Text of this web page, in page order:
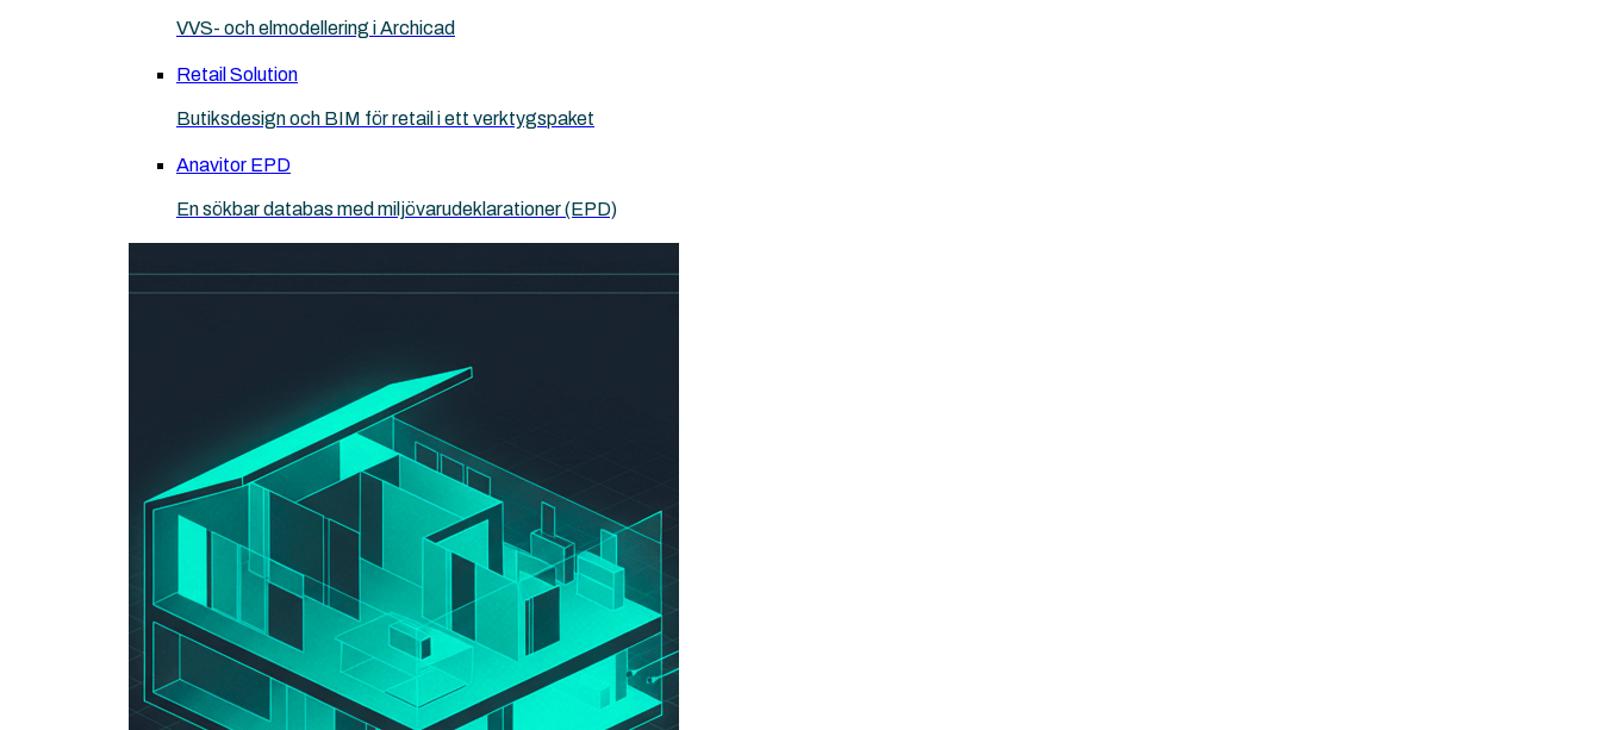
VVS- och elmodellering i Archicad
Retail Solution
Butiksdesign och BIM för retail i ett verktygspaket
Anavitor EPD
En sökbar databas med miljövarudeklarationer (EPD)